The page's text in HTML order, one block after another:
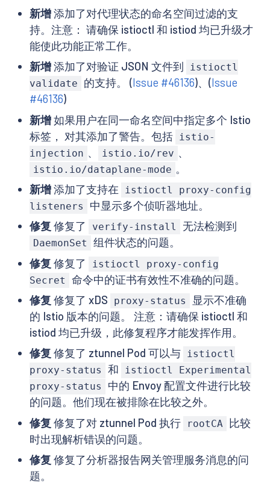
新增添加了对代理状态的命名空间过滤的支
持。注意： 请确保 istioctl 和 istiod 均已升级才
能使此功能正常工作。
新增添加了对验证 JSON 文件到
istioctl
validate
的支持。 (Issue #46136)、(Issue
#46136)
新增如果用户在同一命名空间中指定多个 Istio
标签， 对其添加了警告。包括
istio-
injection 、 istio.io/rev 、
istio.io/dataplane-mode 。
新增添加了支持在
istioctl proxy-config
listeners
中显示多个侦听器地址。
修复 修复了 verify-install 无法检测到
DaemonSet
组件状态的问题。
修复 修复了
istioctl proxy-config
Secret
命令中的证书有效性不准确的问题。
修复 修复了 xDS proxy-status
显示不准确
的 Istio 版本的问题。 注意：请确保 istioctl 和
istiod 均已升级，此修复程序才能发挥作用。
修复 修复了 ztunnel Pod 可以与 istioctl
proxy-status
和
istioctl Experimental
proxy-status
中的 Envoy 配置文件进行比较
的问题。他们现在被排除在比较之外。
修复 修复了对 ztunnel Pod 执行 rootCA
比较
时出现解析错误的问题。
修复 修复了分析器报告网关管理服务消息的问
题。